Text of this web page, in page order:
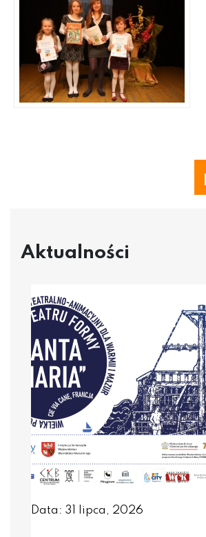
Aktualności
Data: 31 lipca, 2026